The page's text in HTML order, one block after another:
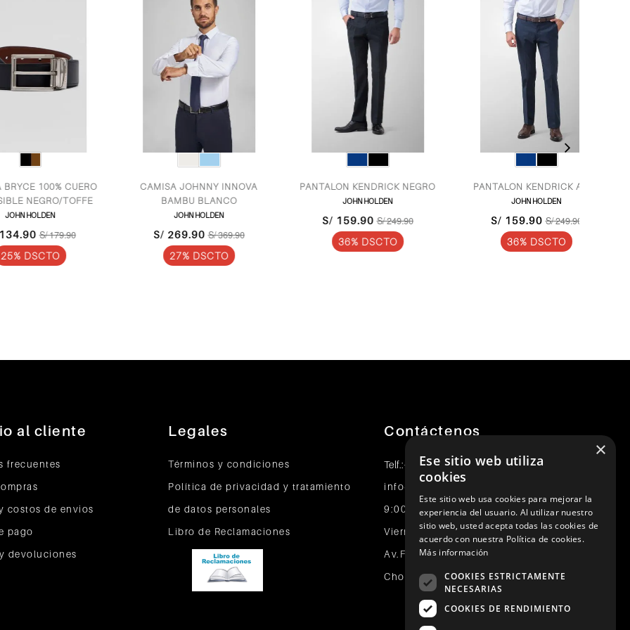
CUERO
TOFFE
S/ 179.90
CAMISA JOHNNY INNOVA
BAMBU BLANCO
JOHN HOLDEN
S/ 269.90 S/ 369.90
27% DSCTO
PANTALON KENDRICK NEGRO
JOHN HOLDEN
S/ 159.90 S/ 249.90
36% DSCTO
PANTALON KENDRICK AZUL
JOHN HOLDEN
S/ 159.90 S/ 249.90
36% DSCTO
al cliente
frecuentes
costos de envios
pago
devoluciones
Legales
Términos y condiciones
Política de privacidad y tratamiento
de datos personales
Libro de Reclamaciones
Contáctenos
Telf.:+51 989 174 974
info@johnholden.com.pe
9:00 a.m. a 6:00 p.m. de Lunes a
Viernes
Av.Faisanes 420 , Urb. La Campiña ,
Chorrillos
×
Ese sitio web utiliza
cookies
Este sitio web usa cookies para mejorar la
experiencia del usuario. Al utilizar nuestro
sitio web, usted acepta todas las cookies de
acuerdo con nuestra Política de cookies.
Más información
COOKIES ESTRICTAMENTE
NECESARIAS
COOKIES DE RENDIMIENTO